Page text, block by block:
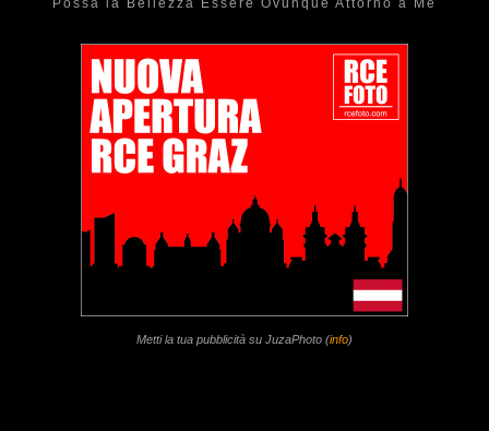
Possa la Bellezza Essere Ovunque Attorno a Me
Metti la tua pubblicità su JuzaPhoto (info)